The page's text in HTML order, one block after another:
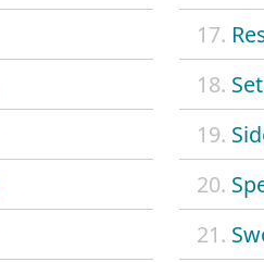
17.
18.
19.
20.
21.